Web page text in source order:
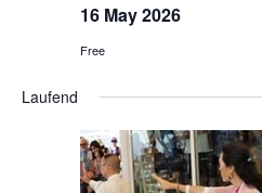
16 May 2026
Free
Laufend